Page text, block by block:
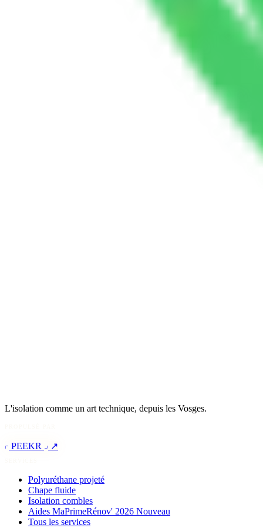
L'isolation comme un art technique, depuis les Vosges.
PEEKR ↗
Polyuréthane projeté
Chape fluide
Isolation combles
Aides MaPrimeRénov' 2026 Nouveau
Tous les services